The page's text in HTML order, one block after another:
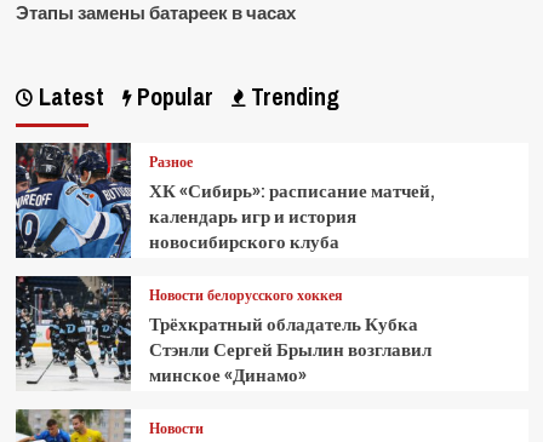
Этапы замены батареек в часах
Latest Popular Trending
Разное
ХК «Сибирь»: расписание матчей,
календарь игр и история
новосибирского клуба
Новости белорусского хоккея
Трёхкратный обладатель Кубка
Стэнли Сергей Брылин возглавил
минское «Динамо»
Новости